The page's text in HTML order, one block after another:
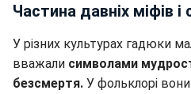
Частина давніх міфів і
У різних культурах гадюки
вважали символами
безсмертя. У фольклорі